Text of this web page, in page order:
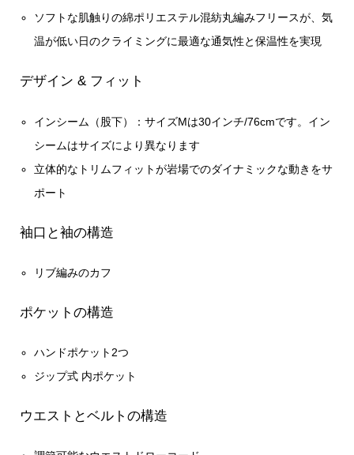
ソフトな肌触りの綿ポリエステル混紡丸編みフリースが、気
温が低い日のクライミングに最適な通気性と保温性を実現
デザイン & フィット
インシーム（股下）：サイズMは30インチ/76cmです。イン
シームはサイズにより異なります
立体的なトリムフィットが岩場でのダイナミックな動きをサ
ポート
袖口と袖の構造
リブ編みのカフ
ポケットの構造
ハンドポケット2つ
ジップ式 内ポケット
ウエストとベルトの構造